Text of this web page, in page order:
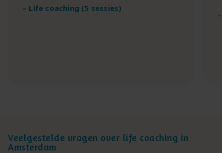
– Life coaching (5 sessies)
Veelgestelde vragen over life coaching in
Amsterdam